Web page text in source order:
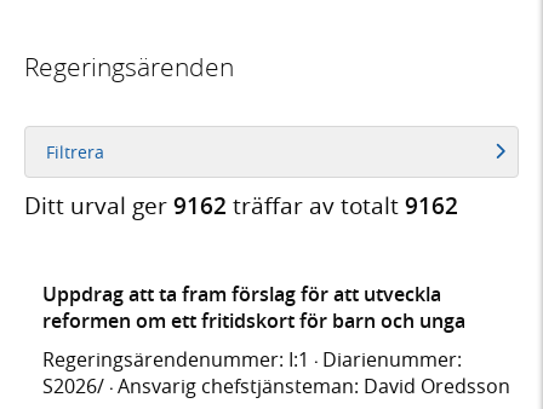
Regeringsärenden
Filtrera
Ditt urval ger9162 träffar av totalt9162
Uppdrag att ta fram förslag för att utveckla
reformen om ett fritidskort för barn och unga
Regeringsärendenummer: I:1 · Diarienummer:
S2026/ · Ansvarig chefstjänsteman: David Oredsson